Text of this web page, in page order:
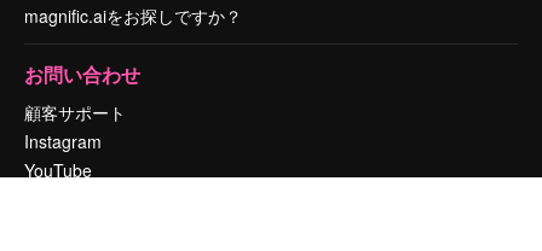
magnific.aiをお探しですか？
お問い合わせ
顧客サポート
Instagram
YouTube